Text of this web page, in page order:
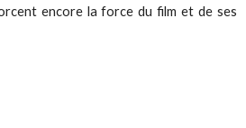
encore la force du film et de ses